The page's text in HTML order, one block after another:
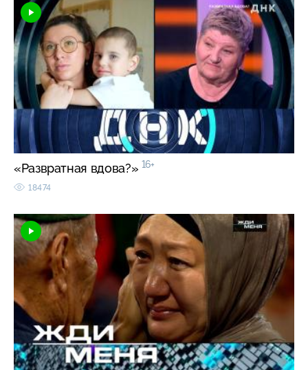
«Развратная вдова?» 16+
18474